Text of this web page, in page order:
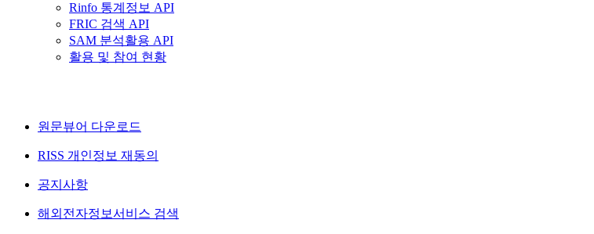
Rinfo 통계정보 API
FRIC 검색 API
SAM 분석활용 API
활용 및 참여 현황
원문뷰어 다운로드
RISS 개인정보 재동의
공지사항
해외전자정보서비스 검색